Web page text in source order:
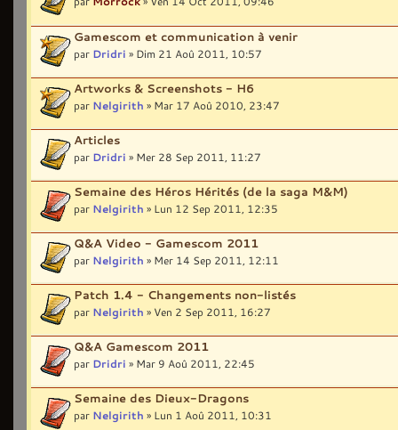
Gamescom et communication à venir
par Dridri » Dim 21 Aoû 2011, 10:57
Artworks & Screenshots - H6
par Nelgirith » Mar 17 Aoû 2010, 23:47
Articles
par Dridri » Mer 28 Sep 2011, 11:27
Semaine des Héros Hérités (de la saga M&M)
par Nelgirith » Lun 12 Sep 2011, 12:35
Q&A Video - Gamescom 2011
par Nelgirith » Mer 14 Sep 2011, 12:11
Patch 1.4 - Changements non-listés
par Nelgirith » Ven 2 Sep 2011, 16:27
Q&A Gamescom 2011
par Dridri » Mar 9 Aoû 2011, 22:45
Semaine des Dieux-Dragons
par Nelgirith » Lun 1 Aoû 2011, 10:31